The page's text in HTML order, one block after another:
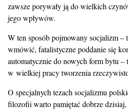
zawsze porywały ją do wielkich
jego wpływów.
W ten sposób pojmowany socjalizm –
wmówić, fatalistyczne poddanie się
automatycznie do nowych form bytu –
w wielkiej pracy tworzenia
O specjalnych tezach socjalizmu
filozofii warto pamiętać dobrze